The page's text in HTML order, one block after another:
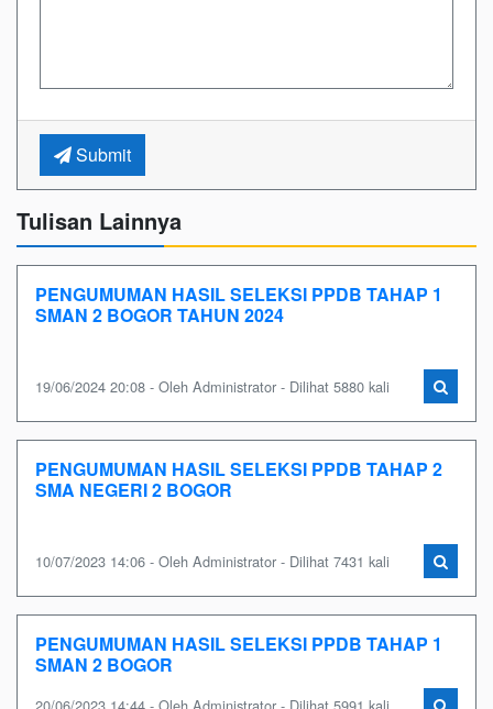
Submit
Tulisan Lainnya
PENGUMUMAN HASIL SELEKSI PPDB TAHAP 1
SMAN 2 BOGOR TAHUN 2024
19/06/2024 20:08 - Oleh Administrator - Dilihat 5880 kali
PENGUMUMAN HASIL SELEKSI PPDB TAHAP 2
SMA NEGERI 2 BOGOR
10/07/2023 14:06 - Oleh Administrator - Dilihat 7431 kali
PENGUMUMAN HASIL SELEKSI PPDB TAHAP 1
SMAN 2 BOGOR